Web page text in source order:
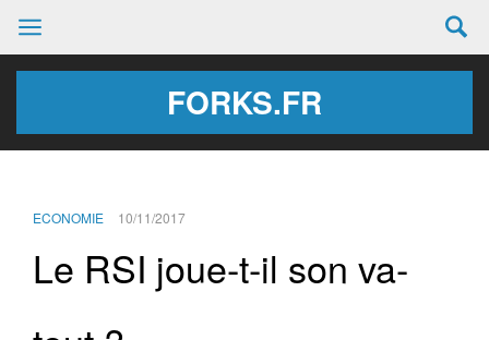
FORKS.FR
ECONOMIE 10/11/2017
Le RSI joue-t-il son va-